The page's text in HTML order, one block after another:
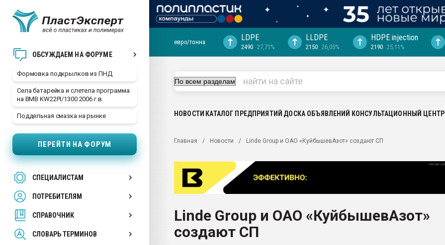
ОБСУЖДАЕМ НА ФОРУМЕ
Формовка подкрылков из ПНД
Села батарейка и слетела программа
на BMB KW22PI/1300 2006 г.в.
Поддельная смазка на рынке
ПЕРЕЙТИ НА ФОРУМ
СПЕЦИАЛИСТАМ
ПОТРЕБИТЕЛЯМ
СПРАВОЧНИК
СЛОВАРЬ ТЕРМИНОВ
29.07.2026 ФРП помог "Ижевскому
Вакуум-формовочные машины:
28.07.2026 Автоматизация выходит на
первый план в переработке
пластмасс
ситуацией на строительном рынке
Всё, что касается выдува ПЭТ
бутылок
евро/тонна LDPE
2490 27,71%
LLDPE
2150 26,05%
HDPE injection
2190 25,11%
НОВОСТИ КАТАЛОГ ПРЕДПРИЯТИЙ ДОСКА ОБЪЯВЛЕНИЙ КОНСУЛЬТАЦИОННЫЙ ЦЕНТР
Главная Новости Linde Group и ОАО «КуйбышевАзот» создают СП
Linde Group и ОАО «КуйбышевАзот»
создают СП